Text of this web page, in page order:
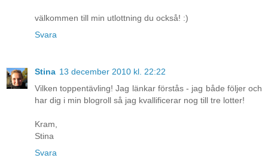
välkommen till min utlottning du också! :)
Svara
Stina 13 december 2010 kl. 22:22
Vilken toppentävling! Jag länkar förstås - jag både följer och
har dig i min blogroll så jag kvallificerar nog till tre lotter!
Kram,
Stina
Svara